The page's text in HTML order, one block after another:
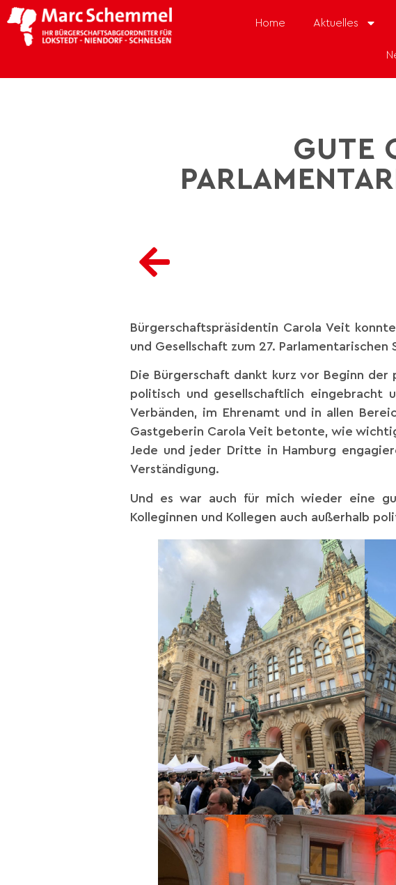
Home Aktuelles
GUTE
Bürgerschaftspräsidentin Carola Veit
und Gesellschaft zum 27.
Die Bürgerschaft dankt kurz vor Beginn der
politisch und gesellschaftlich eingebracht
Verbänden, im Ehrenamt und in allen
Gastgeberin Carola Veit betonte, wie
Jede und jeder Dritte in Hamburg
Verständigung.
Und es war auch für mich wieder eine
Kolleginnen und Kollegen auch außerhalb